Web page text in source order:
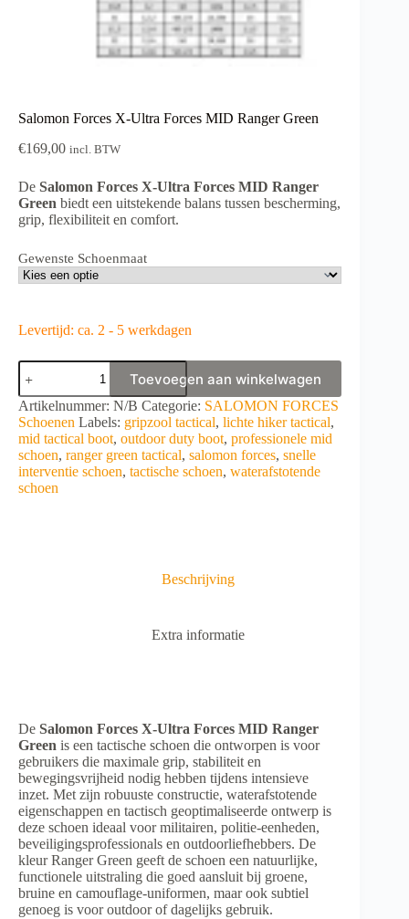
Salomon Forces X-Ultra Forces MID Ranger Green
€169,00 incl. BTW
De Salomon Forces X-Ultra Forces MID Ranger
Green biedt een uitstekende balans tussen bescherming,
grip, flexibiliteit en comfort.
Gewenste Schoenmaat
Levertijd: ca. 2 - 5 werkdagen
Salomon
Forces
X-
Ultra
Forces
MID
Ranger
Green
aantal
Toevoegen aan winkelwagen
A
l
t
e
r
n
Artikelnummer: N/B Categorie: SALOMON FORCES
Schoenen Labels: gripzool tactical, lichte hiker tactical,
mid tactical boot, outdoor duty boot, professionele mid
schoen, ranger green tactical, salomon forces, snelle
interventie schoen, tactische schoen, waterafstotende
schoen
Beschrijving
Extra informatie
De Salomon Forces X-Ultra Forces MID Ranger
Green is een tactische schoen die ontworpen is voor
gebruikers die maximale grip, stabiliteit en
bewegingsvrijheid nodig hebben tijdens intensieve
inzet. Met zijn robuuste constructie, waterafstotende
eigenschappen en tactisch geoptimaliseerde ontwerp is
deze schoen ideaal voor militairen, politie-eenheden,
beveiligingsprofessionals en outdoorliefhebbers. De
kleur Ranger Green geeft de schoen een natuurlijke,
functionele uitstraling die goed aansluit bij groene,
bruine en camouflage-uniformen, maar ook subtiel
genoeg is voor outdoor of dagelijks gebruik.